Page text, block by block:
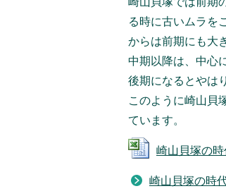
る時に古いムラを
からは前期にも大
中期以降は、中心
後期になるとやは
このように崎山貝
ています。
崎山貝塚の
崎山貝塚の時